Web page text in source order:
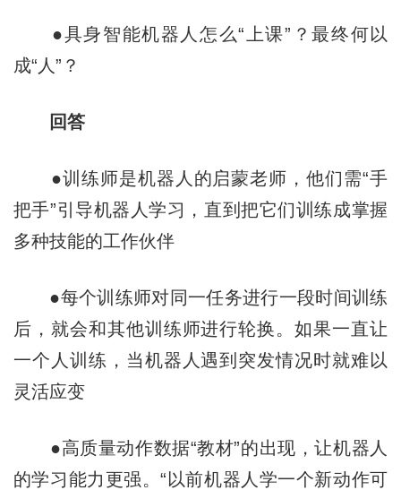
●具身智能机器人怎么“上课”？最终何以
成“人”？
回答
●训练师是机器人的启蒙老师，他们需“手
把手”引导机器人学习，直到把它们训练成掌握
多种技能的工作伙伴
●每个训练师对同一任务进行一段时间训练
后，就会和其他训练师进行轮换。如果一直让
一个人训练，当机器人遇到突发情况时就难以
灵活应变
●高质量动作数据“教材”的出现，让机器人
的学习能力更强。“以前机器人学一个新动作可